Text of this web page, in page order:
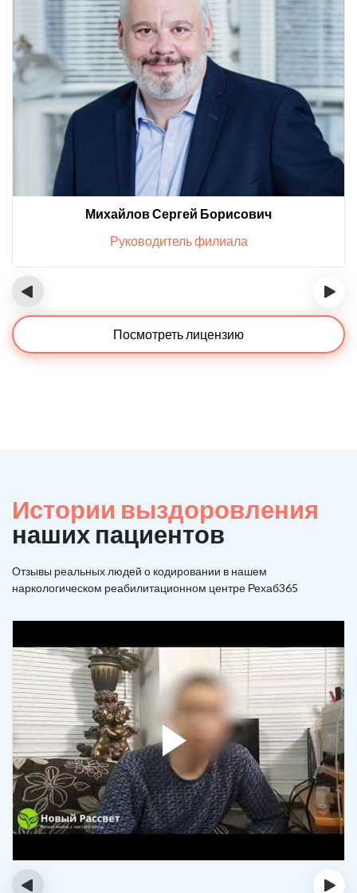
Михайлов Сергей Борисович
Руководитель филиала
‹ ›
Посмотреть лицензию
Истории выздоровления
наших пациентов
Отзывы реальных людей о кодировании в нашем
наркологическом реабилитационном центре Рехаб365
‹ ›